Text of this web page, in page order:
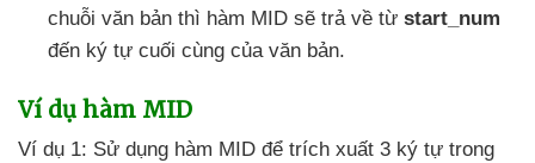
chuỗi văn bản thì hàm MID sẽ trả về từ start_num
đến ký tự cuối cùng của văn bản.
Ví dụ hàm MID
Ví dụ 1: Sử dụng hàm MID để trích xuất 3 ký tự trong